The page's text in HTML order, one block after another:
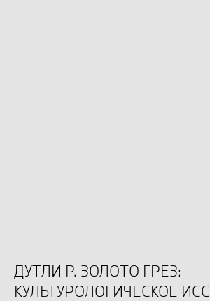
ДУТЛИ Р. ЗОЛОТО ГРЕЗ:
КУЛЬТУРОЛОГИЧЕСКОЕ